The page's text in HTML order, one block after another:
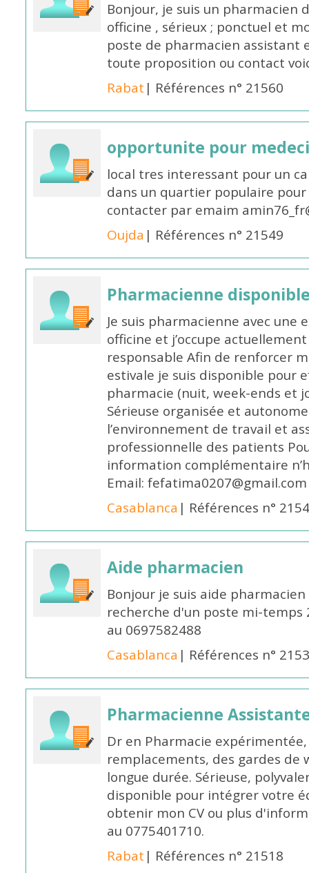
Bonjour, je suis un pharmacien
officine , sérieux ; ponctuel et
poste de pharmacien
toute proposition ou contact
Rabat | Références n° 21560
opportunite pour
local tres interessant pour un
dans un quartier populaire
contacter par emaim
Oujda | Références n° 21549
Pharmacienne
Je suis pharmacienne avec
officine et j’occupe
responsable Afin de renforcer
estivale je suis disponible pour
pharmacie (nuit, week-ends et
Sérieuse organisée et
l’environnement de travail et
professionnelle des patients
information complémentaire
Email: fefatima0207@gmail.com
Casablanca | Références n°
Aide pharmacien
Bonjour je suis aide
recherche d'un poste mi-temps
au 0697582488
Casablanca | Références n°
Pharmacienne
Dr en Pharmacie
remplacements, des gardes de
longue durée. Sérieuse,
disponible pour intégrer votre
obtenir mon CV ou plus
au 0775401710.
Rabat | Références n° 21518